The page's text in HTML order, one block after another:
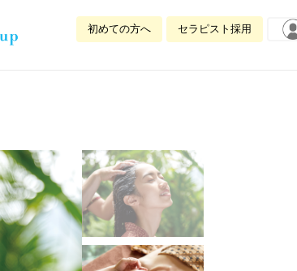
初めての方へ セラピスト採用